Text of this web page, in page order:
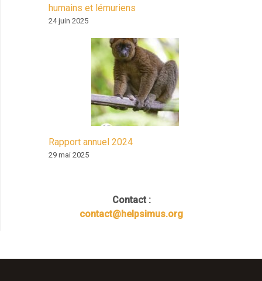
humains et lémuriens
24 juin 2025
Rapport annuel 2024
29 mai 2025
Contact :
contact@helpsimus.org